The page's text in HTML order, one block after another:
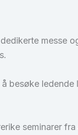
messe
besøke
seminarer